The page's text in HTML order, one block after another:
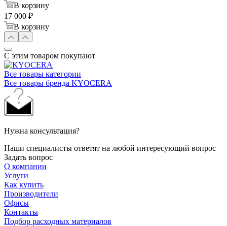
В корзину
17 000 ₽
В корзину
С этим товаром покупают
Все товары категории
Все товары бренда KYOCERA
Нужна консультация?
Наши специалисты ответят на любой интересующий вопрос
Задать вопрос
О компании
Услуги
Как купить
Производители
Офисы
Контакты
Подбор расходных материалов